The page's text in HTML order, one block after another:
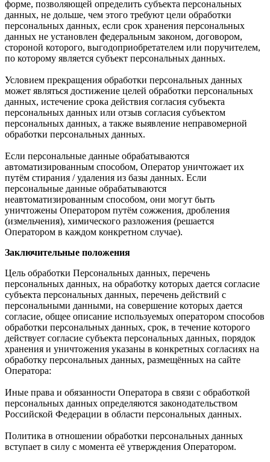
форме, позволяющей определить субъекта персональных
данных, не дольше, чем этого требуют цели обработки
персональных данных, если срок хранения персональных
данных не установлен федеральным законом, договором,
стороной которого, выгодоприобретателем или поручителем,
по которому является субъект персональных данных.
Условием прекращения обработки персональных данных
может являться достижение целей обработки персональных
данных, истечение срока действия согласия субъекта
персональных данных или отзыв согласия субъектом
персональных данных, а также выявление неправомерной
обработки персональных данных.
Если персональные данные обрабатываются
автоматизированным способом, Оператор уничтожает их
путём стирания / удаления из базы данных. Если
персональные данные обрабатываются
неавтоматизированным способом, они могут быть
уничтожены Оператором путём сожжения, дробления
(измельчения), химического разложения (решается
Оператором в каждом конкретном случае).
Заключительные положения
Цель обработки Персональных данных, перечень
персональных данных, на обработку которых дается согласие
субъекта персональных данных, перечень действий с
персональными данными, на совершение которых дается
согласие, общее описание используемых оператором способов
обработки персональных данных, срок, в течение которого
действует согласие субъекта персональных данных, порядок
хранения и уничтожения указаны в конкретных согласиях на
обработку персональных данных, размещённых на сайте
Оператора:
Иные права и обязанности Оператора в связи с обработкой
персональных данных определяются законодательством
Российской Федерации в области персональных данных.
Политика в отношении обработки персональных данных
вступает в силу с момента её утверждения Оператором.